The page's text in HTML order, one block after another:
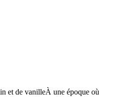
et de vanilleÀ une époque où